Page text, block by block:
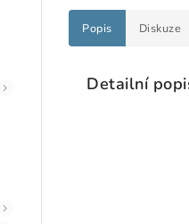
Popis Diskuze
Detailní